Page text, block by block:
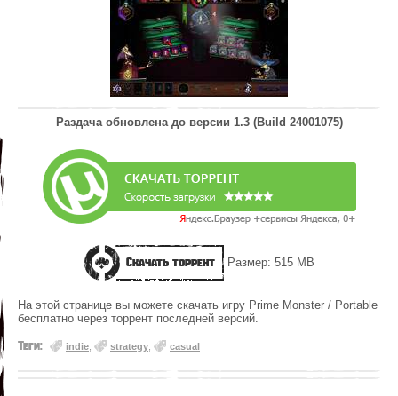
Раздача обновлена до версии 1.3 (Build 24001075)
Скачать торрент Размер: 515 MB
На этой странице вы можете скачать игру Prime Monster / Portable
бесплатно через торрент последней версий.
Теги: indie strategy casual